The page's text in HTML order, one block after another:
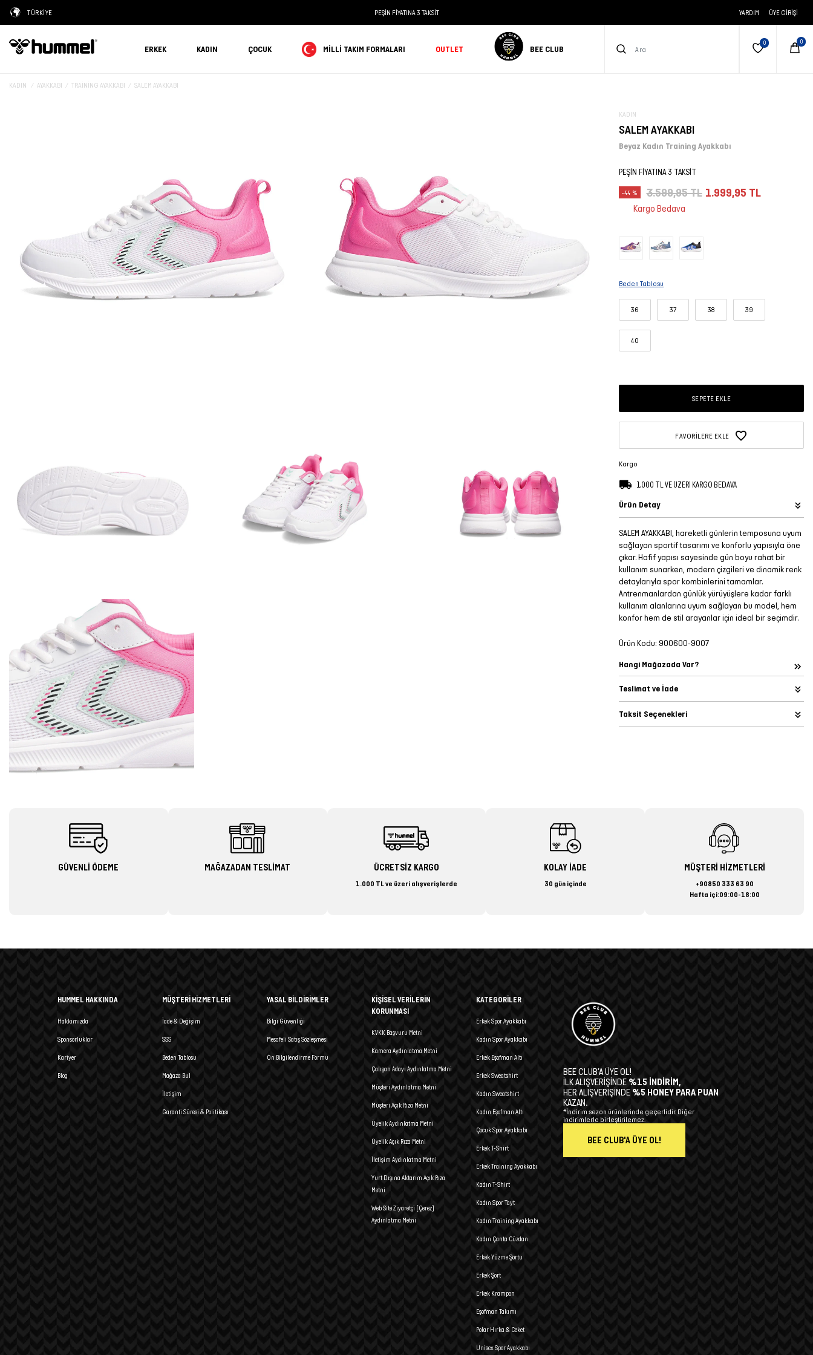
TÜRKİYE PEŞİN FİYATINA 3 TAKSİT YARDIM ÜYE GIRIŞI
ERKEK KADIN ÇOCUK MILLI TAKIM FORMALARI OUTLET BEE CLUB
KADIN AYAKKABI TRAINING AYAKKABI SALEM AYAKKABI
KADIN
SALEM AYAKKABI
Beyaz Kadın Training Ayakkabı
PEŞİN FİYATINA 3 TAKSİT
-44 % 3.599,95 TL 1.999,95 TL
Kargo Bedava
Beden Tablosu
36 37 38 39
40
SEPETE EKLE
FAVORILERE EKLE
Kargo
1.000 TL VE ÜZERİ KARGO BEDAVA
Ürün Detay
SALEM AYAKKABI, hareketli günlerin temposuna uyum
sağlayan sportif tasarımı ve konforlu yapısıyla öne
çıkar. Hafif yapısı sayesinde gün boyu rahat bir
kullanım sunarken, modern çizgileri ve dinamik renk
detaylarıyla spor kombinlerini tamamlar.
Antrenmanlardan günlük yürüyüşlere kadar farklı
kullanım alanlarına uyum sağlayan bu model, hem
konfor hem de stil arayanlar için ideal bir seçimdir.
Ürün Kodu: 900600-9007
Hangi Mağazada Var?
Teslimat ve İade
Taksit Seçenekleri
GÜVENLİ ÖDEME MAĞAZADAN TESLİMAT ÜCRETSİZ KARGO
1.000 TL ve üzeri alışverişlerde
KOLAY İADE
30 gün içinde
MÜŞTERİ HİZMETLERİ
+90850 333 63 90
Hafta içi:09:00-18:00
HUMMEL HAKKINDA
Hakkımızda
Sponsorluklar
Kariyer
Blog
MÜŞTERİ HİZMETLERİ
İade & Değişim
SSS
Beden Tablosu
Mağaza Bul
İletişim
Garanti Süresi & Politikası
YASAL BİLDİRİMLER
Bilgi Güvenliği
Mesafeli Satış Sözleşmesi
Ön Bilgilendirme Formu
KİŞİSEL VERİLERİN
KORUNMASI
KVKK Başvuru Metni
Kamera Aydınlatma Metni
Çalışan Adayı Aydınlatma Metni
Müşteri Aydınlatma Metni
Müşteri Açık Rıza Metni
Üyelik Aydınlatma Metni
Üyelik Açık Rıza Metni
İletişim Aydınlatma Metni
Yurt Dışına Aktarım Açık Rıza
Metni
Web Site Ziyaretçi (Çerez)
Aydınlatma Metni
KATEGORİLER
Erkek Spor Ayakkabı
Kadın Spor Ayakkabı
Erkek Eşofman Altı
Erkek Sweatshirt
Kadın Sweatshirt
Kadın Eşofman Altı
Çocuk Spor Ayakkabı
Erkek T-Shirt
Erkek Training Ayakkabı
Kadın T-Shirt
Kadın Spor Tayt
Kadın Training Ayakkabı
Kadın Çanta Cüzdan
Erkek Yüzme Şortu
Erkek Şort
Erkek Krampon
Eşofman Takımı
Polar Hırka & Ceket
Unisex Spor Ayakkabı
BEE CLUB’A ÜYE OL!
İLK ALIŞVERİŞİNDE %15 İNDİRİM,
HER ALIŞVERİŞİNDE %5 HONEY PARA PUAN
KAZAN.
*İndirim sezon ürünlerinde geçerlidir. Diğer
indirimlerle birleştirilemez.
BEE CLUB'A ÜYE OL!